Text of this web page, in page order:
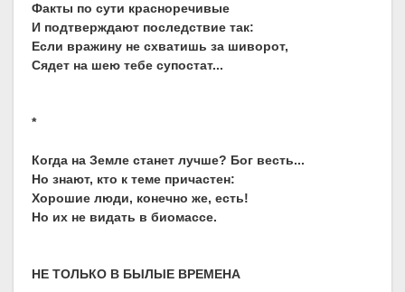
Факты по сути красноречивые
И подтверждают последствие так:
Если вражину не схватишь за шиворот,
Сядет на шею тебе супостат...
*
Когда на Земле станет лучше? Бог весть...
Но знают, кто к теме причастен:
Хорошие люди, конечно же, есть!
Но их не видать в биомассе.
НЕ ТОЛЬКО В БЫЛЫЕ ВРЕМЕНА